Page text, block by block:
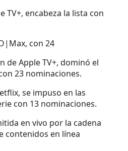
TV+, encabeza la lista con
con 24
de Apple TV+, dominó el
23 nominaciones.
se impuso en las
con 13 nominaciones.
en vivo por la cadena
contenidos en línea